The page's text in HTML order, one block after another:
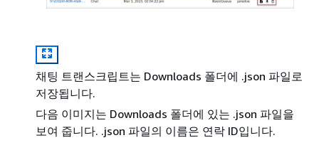
채팅 트랜스크립트는 Downloads 폴더에 .json 파일로
저장됩니다.
다음 이미지는 Downloads 폴더에 있는 .json 파일을
보여 줍니다. .json 파일의 이름은 연락 ID입니다.